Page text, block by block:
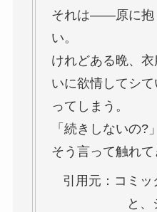
それは――原に抱
い。
けれどある晩、
いに欲情してシ
ってしまう。
「続きしないの?」
そう言って触れ
引用元：コミッ
と、